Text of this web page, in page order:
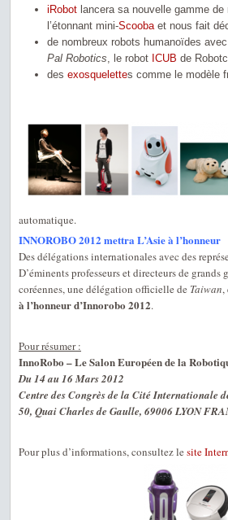
iRobot lancera sa nouvelle gamme
l’étonnant mini-Scoobaet nous fait
de nombreux robots humanoïdes
Pal Robotics, le robot ICUB de
des exosquelettes comme le modèle
automatique.
INNOROBO 2012 mettra L’Asie à l’honneur
Des délégations internationales avec des
D’éminents professeurs et directeurs de
coréennes, une délégation officielle de Taiwan,
à l’honneur d’Innorobo 2012.
Pour résumer :
InnoRobo – Le Salon Européen de la
Du 14 au 16 Mars 2012
Centre des Congrès de la Cité Internationale
50, Quai Charles de Gaulle, 69006 LYON
Pour plus d’informations, consultez le site